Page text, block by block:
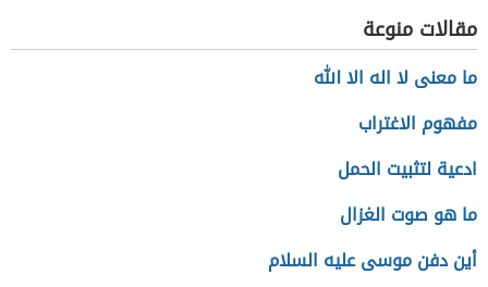
مقالات منوعة
ما معنى لا اله الا الله
مفهوم الاغتراب
ادعية لتثبيت الحمل
ما هو صوت الغزال
أين دفن موسى عليه السلام